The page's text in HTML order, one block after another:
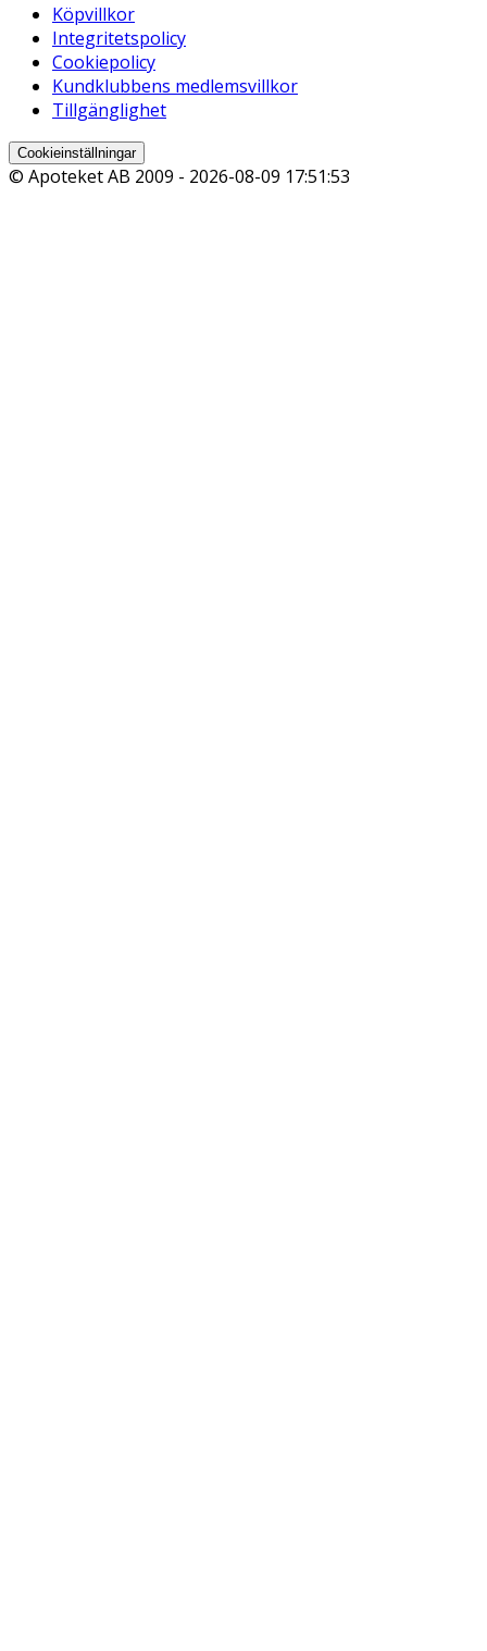
Köpvillkor
Integritetspolicy
Cookiepolicy
Kundklubbens medlemsvillkor
Tillgänglighet
Cookieinställningar
© Apoteket AB 2009 - 2026-08-09 17:51:53